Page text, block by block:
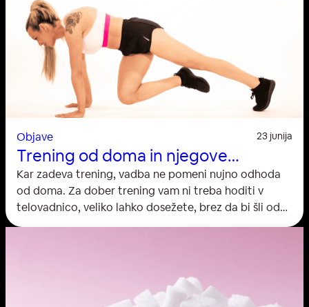
A
V
E
P
E
Objave 23 junija
Trening od doma in njegove
prednosti
Kar zadeva trening, vadba ne pomeni nujno odhoda
od doma. Za dober trening vam ni treba hoditi v
telovadnico, veliko lahko dosežete, brez da bi šli od
doma. Ne glede na to, ali želite izboljšati vzdržljivost,
Pravzaprav so prednosti vadbe doma precej
impresivne. Prikladno je…